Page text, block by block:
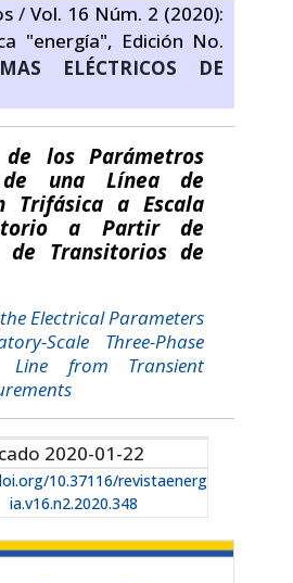
/ Vol. 16 Núm. 2 (2020):
"energía", Edición No.
ELÉCTRICOS DE
de los Parámetros
de una Línea de
Trifásica a Escala
a Partir de
de Transitorios de
Electrical Parameters
Scale Three-Phase
Line from Transient
2020-01-22
10.37116/revistaenerg
ia.v16.n2.2020.348